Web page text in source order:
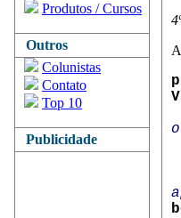
Produtos / Cursos
Outros
Colunistas
Contato
Top 10
Publicidade